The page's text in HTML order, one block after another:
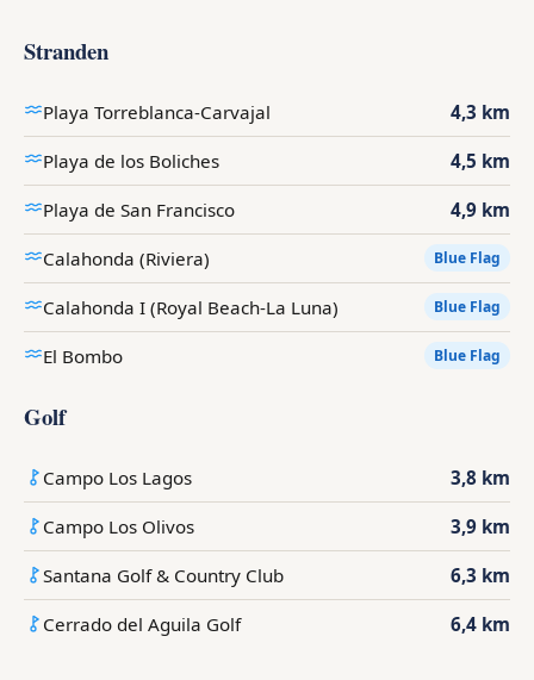
Stranden
Playa Torreblanca-Carvajal 4,3 km
Playa de los Boliches 4,5 km
Playa de San Francisco 4,9 km
Calahonda (Riviera) Blue Flag
Calahonda I (Royal Beach-La Luna) Blue Flag
El Bombo Blue Flag
Golf
Campo Los Lagos 3,8 km
Campo Los Olivos 3,9 km
Santana Golf & Country Club 6,3 km
Cerrado del Aguila Golf 6,4 km